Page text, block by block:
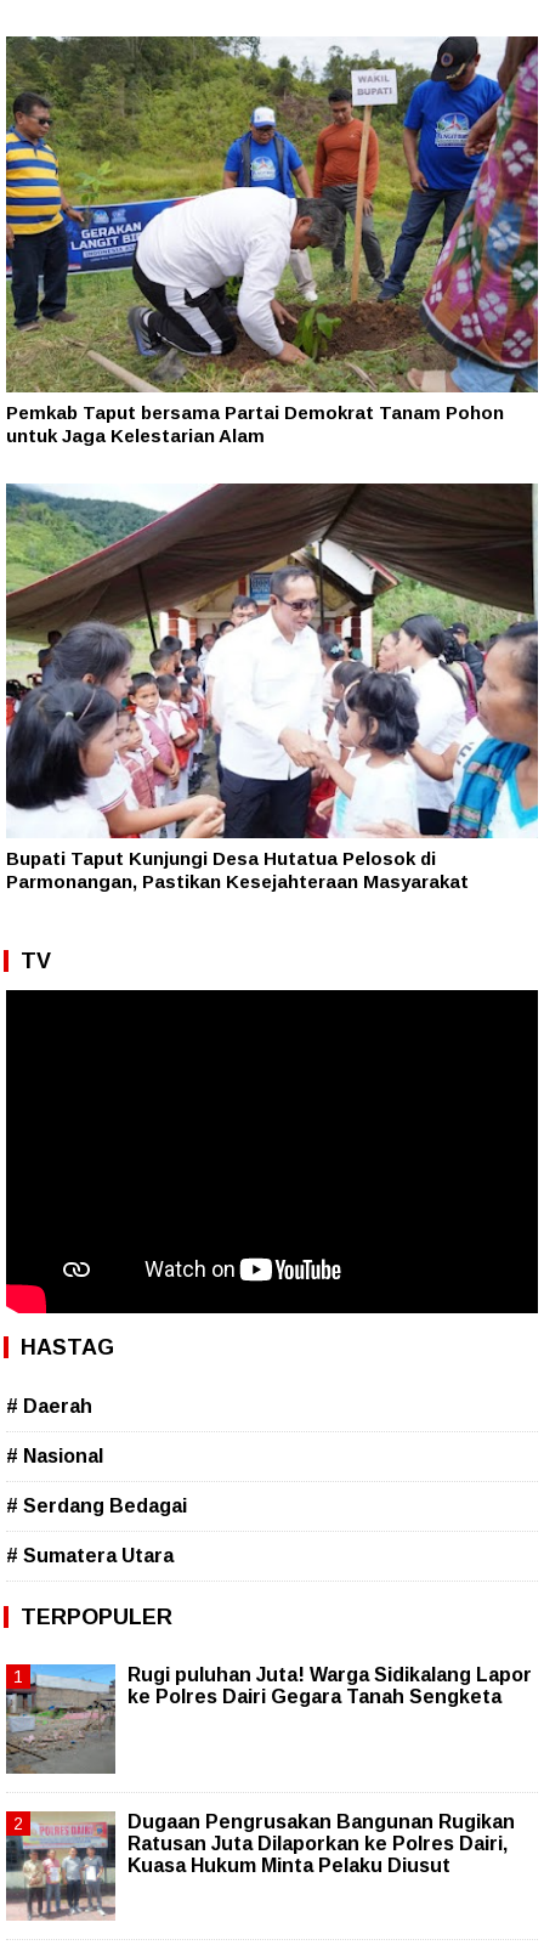
Pemkab Taput bersama Partai Demokrat Tanam Pohon
untuk Jaga Kelestarian Alam
Bupati Taput Kunjungi Desa Hutatua Pelosok di
Parmonangan, Pastikan Kesejahteraan Masyarakat
TV
HASTAG
# Daerah
# Nasional
# Serdang Bedagai
# Sumatera Utara
TERPOPULER
Rugi puluhan Juta! Warga Sidikalang Lapor
ke Polres Dairi Gegara Tanah Sengketa
Dugaan Pengrusakan Bangunan Rugikan
Ratusan Juta Dilaporkan ke Polres Dairi,
Kuasa Hukum Minta Pelaku Diusut